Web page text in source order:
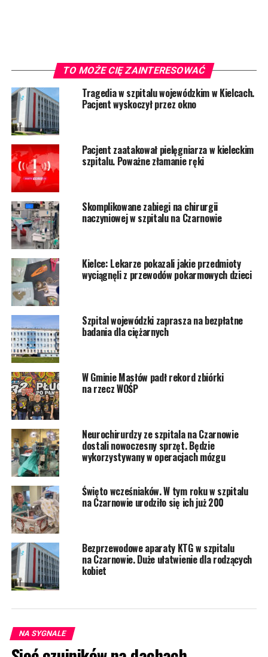
TO MOŻE CIĘ ZAINTERESOWAĆ
Tragedia w szpitalu wojewódzkim w Kielcach.
Pacjent wyskoczył przez okno
Pacjent zaatakował pielęgniarza w kieleckim
szpitalu. Poważne złamanie ręki
Skomplikowane zabiegi na chirurgii
naczyniowej w szpitalu na Czarnowie
Kielce: Lekarze pokazali jakie przedmioty
wyciągnęli z przewodów pokarmowych dzieci
Szpital wojewódzki zaprasza na bezpłatne
badania dla ciężarnych
W Gminie Masłów padł rekord zbiórki
na rzecz WOŚP
Neurochirurdzy ze szpitala na Czarnowie
dostali nowoczesny sprzęt. Będzie
wykorzystywany w operacjach mózgu
Święto wcześniaków. W tym roku w szpitalu
na Czarnowie urodziło się ich już 200
Bezprzewodowe aparaty KTG w szpitalu
na Czarnowie. Duże ułatwienie dla rodzących
kobiet
NA SYGNALE